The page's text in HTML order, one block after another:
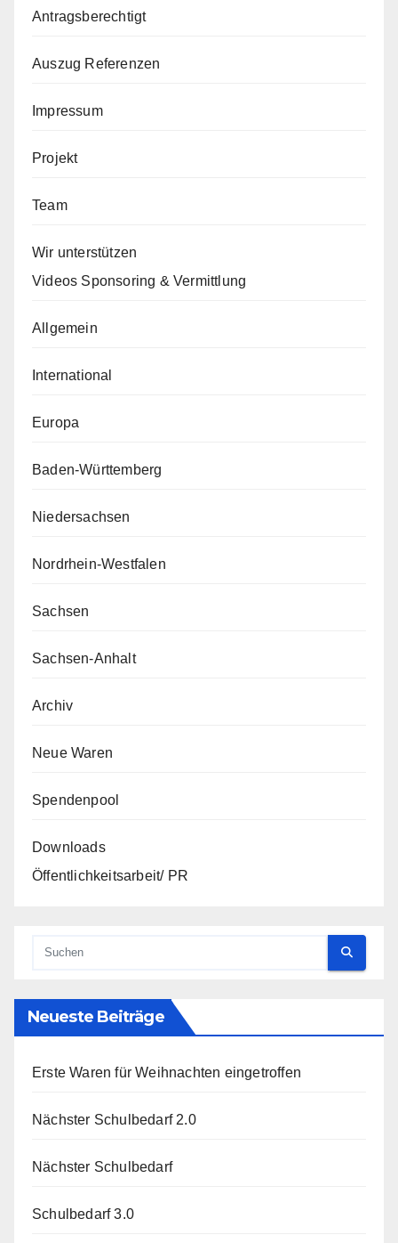
Antragsberechtigt
Auszug Referenzen
Impressum
Projekt
Team
Wir unterstützen
Videos Sponsoring & Vermittlung
Allgemein
International
Europa
Baden-Württemberg
Niedersachsen
Nordrhein-Westfalen
Sachsen
Sachsen-Anhalt
Archiv
Neue Waren
Spendenpool
Downloads
Öffentlichkeitsarbeit/ PR
Neueste Beiträge
Erste Waren für Weihnachten eingetroffen
Nächster Schulbedarf 2.0
Nächster Schulbedarf
Schulbedarf 3.0